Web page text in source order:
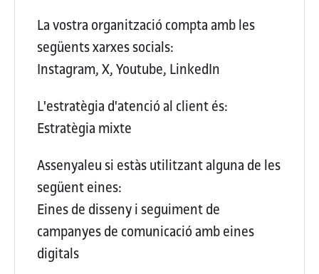
La vostra organització compta amb les
següents xarxes socials:
Instagram, X, Youtube, LinkedIn
L'estratègia d'atenció al client és:
Estratègia mixte
Assenyaleu si estàs utilitzant alguna de les
següent eines:
Eines de disseny i seguiment de
campanyes de comunicació amb eines
digitals